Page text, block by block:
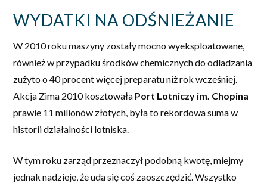
WYDATKI NA ODŚNIEŻANIE
W 2010 roku maszyny zostały mocno wyeksploatowane,
również w przypadku środków chemicznych do odladzania
zużyto o 40 procent więcej preparatu niż rok wcześniej.
Akcja Zima 2010 kosztowała Port Lotniczy im. Chopina
prawie 11 milionów złotych, była to rekordowa suma w
historii działalności lotniska.
W tym roku zarząd przeznaczył podobną kwotę, miejmy
jednak nadzieje, że uda się coś zaoszczędzić. Wszystko